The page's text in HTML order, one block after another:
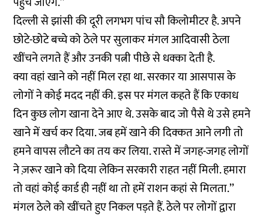
दिल्ली से झांसी की दूरी लगभग पांच सौ किलोमीटर है. अपने
छोटे-छोटे बच्चे को ठेले पर सुलाकर मंगल आदिवासी ठेला
खींचने लगते हैं और उनकी पत्नी पीछे से धक्का देती है.
क्या वहां खाने को नहीं मिल रहा था. सरकार या आसपास के
लोगों ने कोई मदद नहीं की. इस पर मंगल कहते हैं कि एकाध
दिन कुछ लोग खाना देने आए थे. उसके बाद जो पैसे थे उसे हमने
खाने में खर्च कर दिया. जब हमें खाने की दिक्कत आने लगी तो
हमने वापस लौटने का तय कर लिया. रास्ते में जगह-जगह लोगों
ने ज़रूर खाने को दिया लेकिन सरकारी राहत नहीं मिली. हमारा
तो वहां कोई कार्ड ही नहीं था तो हमें राशन कहां से मिलता.’’
मंगल ठेले को खींचते हुए निकल पड़ते हैं. ठेले पर लोगों द्वारा